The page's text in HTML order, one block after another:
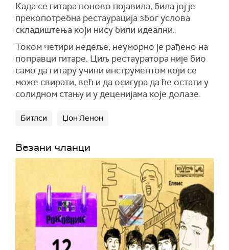
Када се гитара поново појавила, била јој је
прекопотребна рестаурација због услова
складиштења који нису били идеални.
Током четири недеље, неуморно је рађено на
поправци гитаре. Циљ рестауратора није био
само да гитару учини инструментом који се
може свирати, већ и да осигура да ће остати у
солидном стању и у деценијама које долазе.
Битлси Џон Ленон
Везани чланци